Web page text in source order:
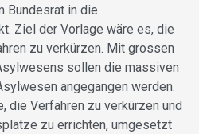
Bundesrat in die
Ziel der Vorlage wäre es, die
zu verkürzen. Mit grossen
sollen die massiven
angegangen werden.
die Verfahren zu verkürzen und
zu errichten, umgesetzt